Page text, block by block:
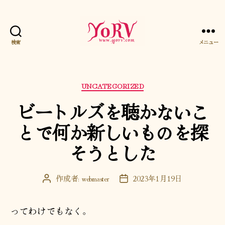
検索 メニュー
カ
テ
ゴ
リ
UNCATEGORIZED
ビートルズを聴かないこ
とで何か新しいものを探
そうとした
投 作成者: webmaster
投 2023年1月19日
ってわけでもなく。